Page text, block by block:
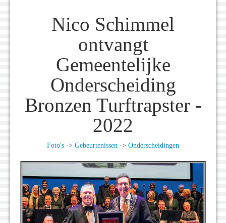
Nico Schimmel
ontvangt
Gemeentelijke
Onderscheiding
Bronzen Turftrapster -
2022
Foto's -> Gebeurtenissen -> Onderscheidingen